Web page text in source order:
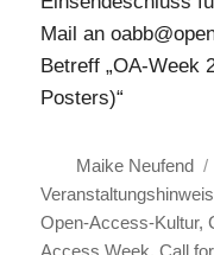
Mail an
Betreff „OA-Week
Posters)“
Autor
Maike Neufend
Open-Access-Kultur,
Access Week,Call